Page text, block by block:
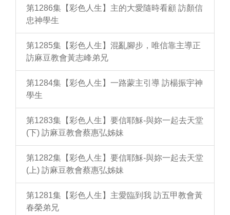
第1286集【彩色人生】主的大愛隨時看顧 訪顏信
忠神學生
第1285集【彩色人生】混亂腳步，唯信靠主導正
訪麻豆教會黃志峰弟兄
第1284集【彩色人生】一路蒙主引導 訪楊振宇神
學生
第1283集【彩色人生】要信耶穌-與妳一起去天堂
(下) 訪麻豆教會蔡惠弘姊妹
第1282集【彩色人生】要信耶穌-與妳一起去天堂
(上) 訪麻豆教會蔡惠弘姊妹
第1281集【彩色人生】主愛臨到我 訪五甲教會黃
春榮弟兄